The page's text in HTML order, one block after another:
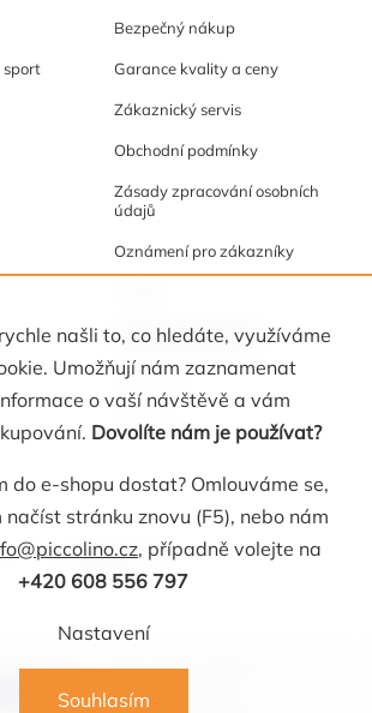
našli to, co hledáte, využíváme
Umožňují nám zaznamenat
o vaší návštěvě a vám
Dovolíte nám je používat?
do e-shopu dostat? Omlouváme se,
stránku znovu (F5), nebo nám
, případně volejte na
+420 608 556 797
Nastavení
Souhlasím
sport
Bezpečný nákup
Garance kvality a ceny
Zákaznický servis
Obchodní podmínky
Zásady zpracování osobních
údajů
Oznámení pro zákazníky
Osobní kabinet
Registrace
Oblíbené
608 565 705
2026Picollino. Všechna práva vyhrazena.